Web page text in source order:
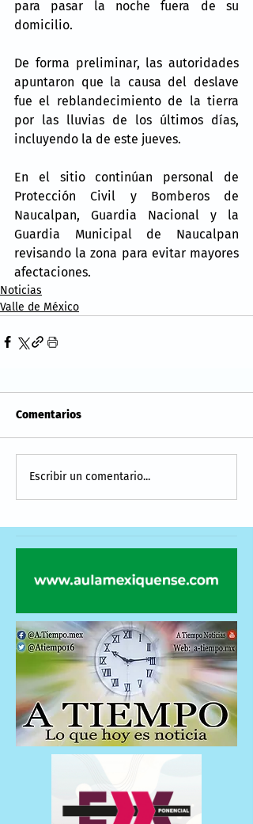
para pasar la noche fuera de su
domicilio.
De forma preliminar, las autoridades
apuntaron que la causa del deslave
fue el reblandecimiento de la tierra
por las lluvias de los últimos días,
incluyendo la de este jueves.
En el sitio continúan personal de
Protección Civil y Bomberos de
Naucalpan, Guardia Nacional y la
Guardia Municipal de Naucalpan
revisando la zona para evitar mayores
afectaciones.
Noticias
Valle de México
Comentarios
Escribir un comentario...